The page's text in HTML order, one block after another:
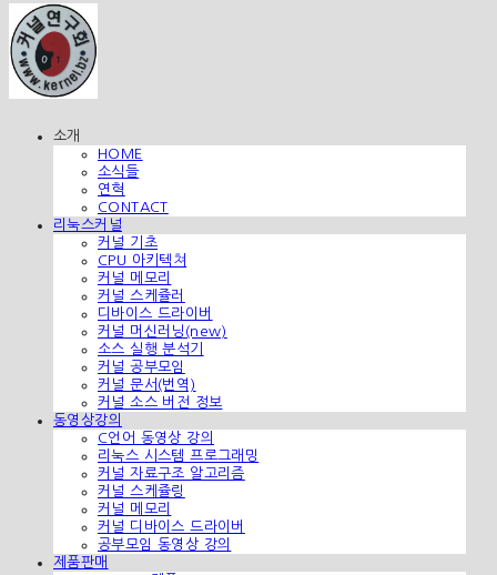
소개
HOME
소식들
연혁
CONTACT
리눅스커널
커널 기초
CPU 아키텍쳐
커널 메모리
커널 스케쥴러
디바이스 드라이버
커널 머신러닝(new)
소스 실행 분석기
커널 공부모임
커널 문서(번역)
커널 소스 버전 정보
동영상강의
C언어 동영상 강의
리눅스 시스템 프로그래밍
커널 자료구조 알고리즘
커널 스케쥴링
커널 메모리
커널 디바이스 드라이버
공부모임 동영상 강의
제품판매